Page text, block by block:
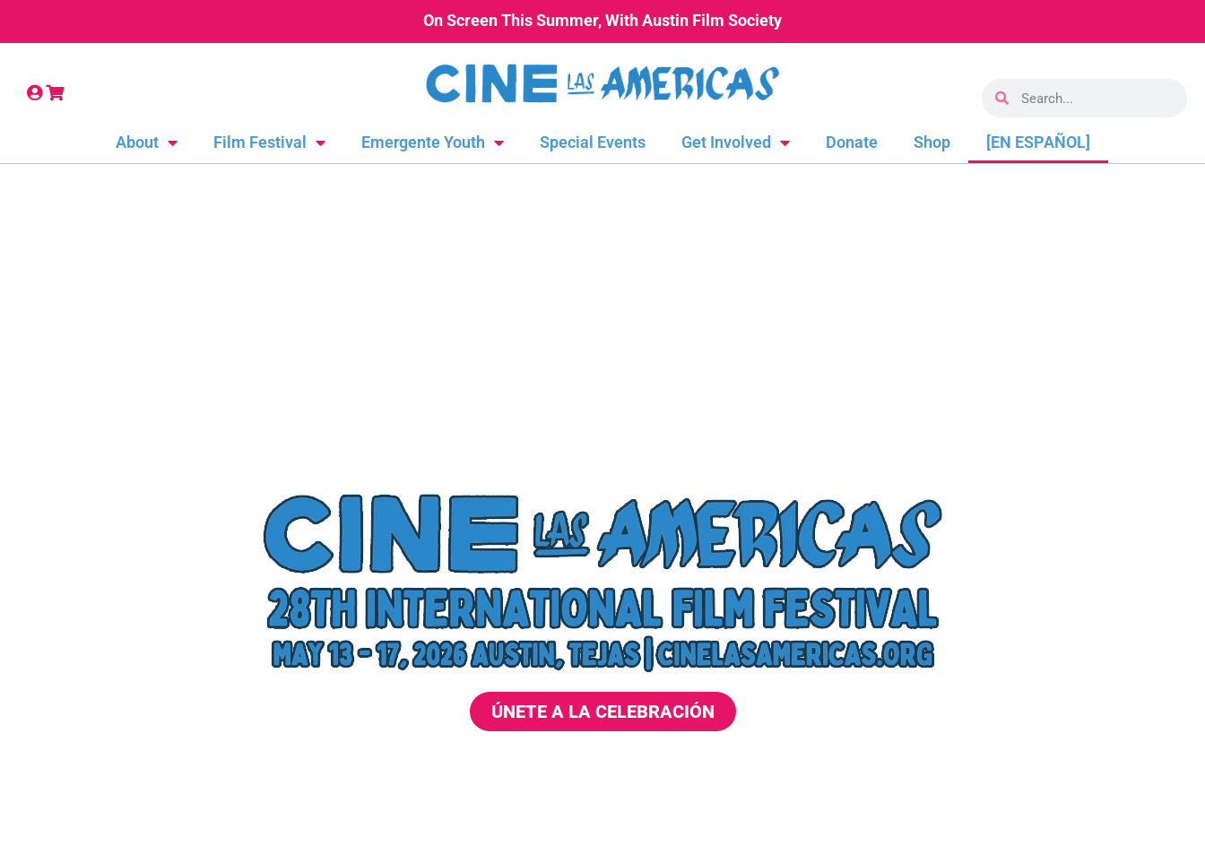
On Screen This Summer, With Austin Film Society
About Film Festival Emergente Youth Special Events Get Involved Donate Shop [EN ESPAÑOL]
ÚNETE A LA CELEBRACIÓN